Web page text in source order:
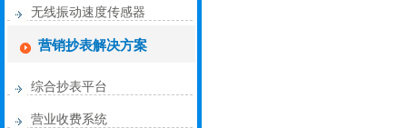
无线振动速度传感器
营销抄表解决方案
综合抄表平台
营业收费系统